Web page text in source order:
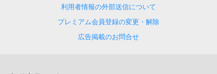
利用者情報の外部送信について
プレミアム会員登録の変更・解除
広告掲載のお問合せ